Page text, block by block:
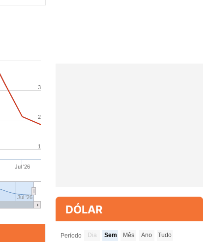
Jul '26
Jul '26
1
2
3
DÓLAR
Período Dia Sem Mês Ano Tudo